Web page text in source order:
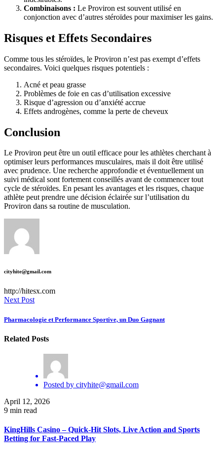
Combinaisons : Le Proviron est souvent utilisé en
conjonction avec d’autres stéroïdes pour maximiser les gains.
Risques et Effets Secondaires
Comme tous les stéroïdes, le Proviron n’est pas exempt d’effets
secondaires. Voici quelques risques potentiels :
Acné et peau grasse
Problèmes de foie en cas d’utilisation excessive
Risque d’agression ou d’anxiété accrue
Effets androgènes, comme la perte de cheveux
Conclusion
Le Proviron peut être un outil efficace pour les athlètes cherchant à
optimiser leurs performances musculaires, mais il doit être utilisé
avec prudence. Une recherche approfondie et éventuellement un
suivi médical sont fortement conseillés avant de commencer tout
cycle de stéroïdes. En pesant les avantages et les risques, chaque
athlète peut prendre une décision éclairée sur l’utilisation du
Proviron dans sa routine de musculation.
cityhite@gmail.com
http://hitesx.com
Next Post
Pharmacologie et Performance Sportive, un Duo Gagnant
Related Posts
Posted by cityhite@gmail.com
April 12, 2026
9 min read
KingHills Casino – Quick‑Hit Slots, Live Action and Sports
Betting for Fast‑Paced Play